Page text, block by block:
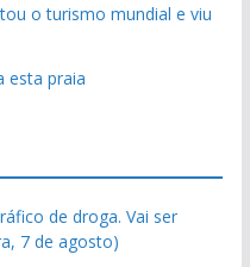
o turismo mundial e viu
esta praia
de droga. Vai ser
7 de agosto)